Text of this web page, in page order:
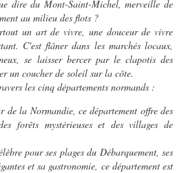
dire du Mont-Saint-Michel, merveille de
au milieu des flots ?
un art de vivre, une douceur de vivre
C'est flâner dans les marchés locaux,
se laisser bercer par le clapotis des
un coucher de soleil sur la côte.
les cinq départements normands :
de la Normandie, ce département offre des
forêts mystérieuses et des villages de
pour ses plages du Débarquement, ses
et sa gastronomie, ce département est